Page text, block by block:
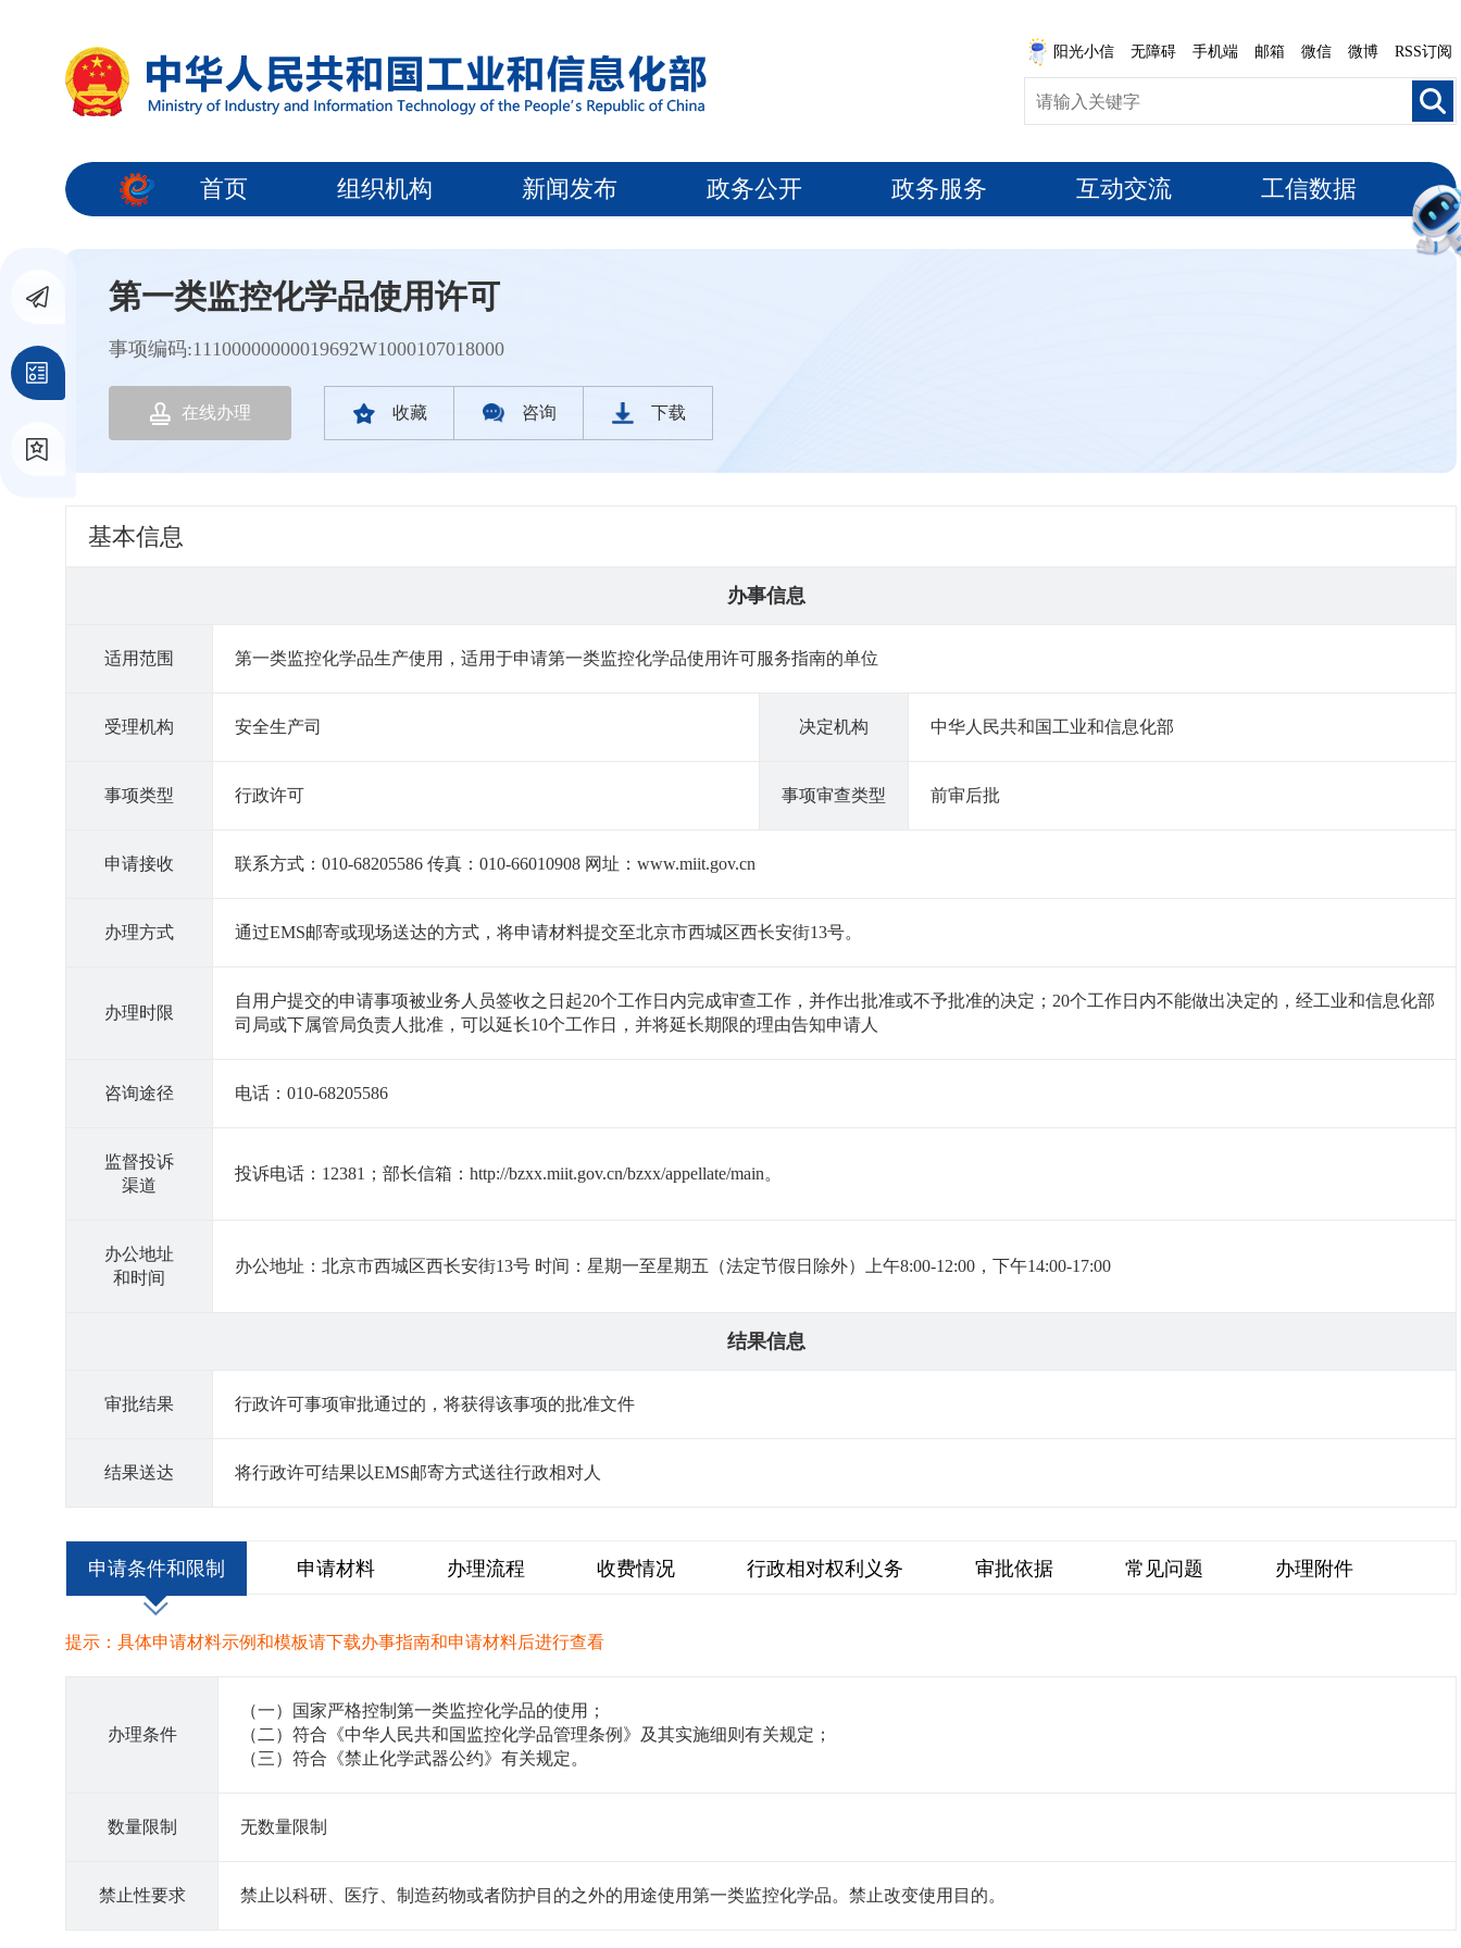
阳光小信 无障碍 手机端 邮箱 微信 微博 RSS订阅
首页 组织机构 新闻发布 政务公开 政务服务 互动交流 工信数据
第一类监控化学品使用许可
事项编码:11100000000019692W1000107018000
在线办理 收藏 咨询 下载
基本信息
办事信息
适用范围 第一类监控化学品生产使用，适用于申请第一类监控化学品使用许可服务指南的单位
受理机构 安全生产司 决定机构 中华人民共和国工业和信息化部
事项类型 行政许可 事项审查类型 前审后批
申请接收 联系方式：010-68205586 传真：010-66010908 网址：www.miit.gov.cn
办理方式 通过EMS邮寄或现场送达的方式，将申请材料提交至北京市西城区西长安街13号。
办理时限
自用户提交的申请事项被业务人员签收之日起20个工作日内完成审查工作，并作出批准或不予批准的决定；20个工作日内不能做出决定的，经工业和信息化部
司局或下属管局负责人批准，可以延长10个工作日，并将延长期限的理由告知申请人
咨询途径 电话：010-68205586
监督投诉
渠道
投诉电话：12381；部长信箱：http://bzxx.miit.gov.cn/bzxx/appellate/main。
办公地址
和时间
办公地址：北京市西城区西长安街13号 时间：星期一至星期五（法定节假日除外）上午8:00-12:00，下午14:00-17:00
结果信息
审批结果 行政许可事项审批通过的，将获得该事项的批准文件
结果送达 将行政许可结果以EMS邮寄方式送往行政相对人
申请条件和限制 申请材料 办理流程 收费情况 行政相对权利义务 审批依据 常见问题 办理附件
提示：具体申请材料示例和模板请下载办事指南和申请材料后进行查看
办理条件
（一）国家严格控制第一类监控化学品的使用；
（二）符合《中华人民共和国监控化学品管理条例》及其实施细则有关规定；
（三）符合《禁止化学武器公约》有关规定。
数量限制 无数量限制
禁止性要求 禁止以科研、医疗、制造药物或者防护目的之外的用途使用第一类监控化学品。禁止改变使用目的。